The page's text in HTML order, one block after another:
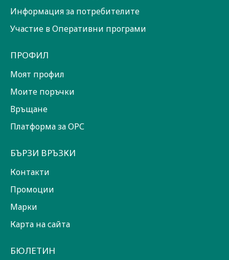
Информация за потребителите
Участие в Оперативни програми
ПРОФИЛ
Моят профил
Моите поръчки
Връщане
Платформа за ОРС
БЪРЗИ ВРЪЗКИ
Контакти
Промоции
Марки
Карта на сайта
БЮЛЕТИН